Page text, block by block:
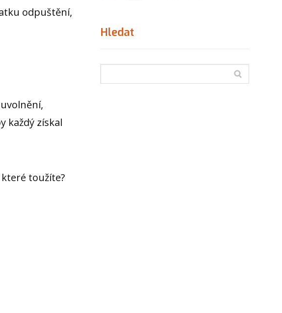
odpuštění,
každý získal
toužíte?
Hledat